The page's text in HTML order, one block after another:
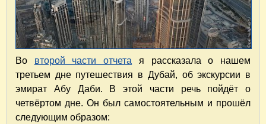
Во второй части отчета я рассказала о нашем
третьем дне путешествия в Дубай, об экскурсии в
эмират Абу Даби. В этой части речь пойдёт о
четвёртом дне. Он был самостоятельным и прошёл
следующим образом: